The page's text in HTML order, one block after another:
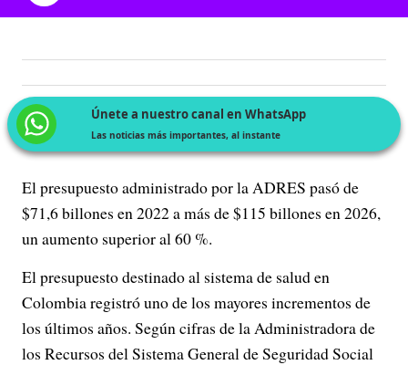
Únete a nuestro canal en WhatsApp
Las noticias más importantes, al instante
El presupuesto administrado por la ADRES pasó de
$71,6 billones en 2022 a más de $115 billones en 2026,
un aumento superior al 60 %.
El presupuesto destinado al sistema de salud en
Colombia registró uno de los mayores incrementos de
los últimos años. Según cifras de la Administradora de
los Recursos del Sistema General de Seguridad Social